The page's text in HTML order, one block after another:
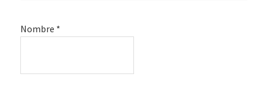
Nombre *